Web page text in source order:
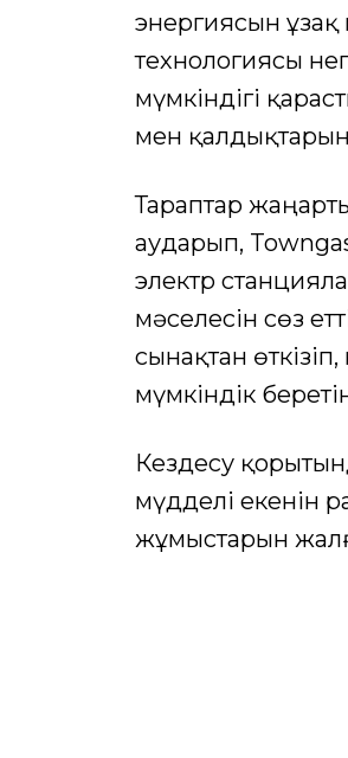
энергиясын ұзақ
технологиясы
мүмкіндігі
мен
Тараптар
аударып,
электр
мәселесін сөз
сынақтан
мүмкіндік
Кездесу
мүдделі екенін
жұмыстарын